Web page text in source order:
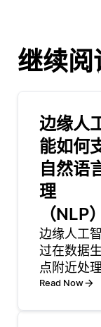
继续阅
边缘人
能如何
自然语
理
（NLP
边缘人工
过在数据
点附近处
数据来支持
Read Now